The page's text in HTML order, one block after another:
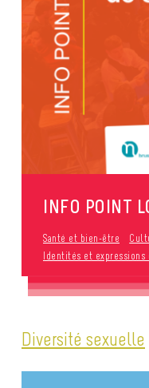
INFO POINT
Santé et bien-être
Identités et expressions
Diversité sexuelle